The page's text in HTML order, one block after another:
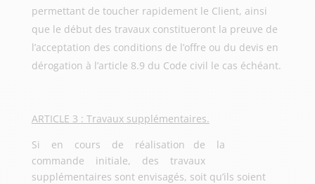
permettant de toucher rapidement le Client, ainsi
que le début des travaux constitueront la preuve de
l’acceptation des conditions de l’offre ou du devis en
dérogation à l’article 8.9 du Code civil le cas échéant.
ARTICLE 3 : Travaux supplémentaires.
Si en cours de réalisation de la
commande initiale, des travaux
supplémentaires sont envisagés, soit qu’ils soient